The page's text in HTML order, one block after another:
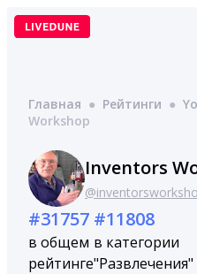
Перейти
Главная ● Рейтинги ●
Workshop
Inventors
#31757
в общем
рейтинге
#11808
в категории
"Развлечения"